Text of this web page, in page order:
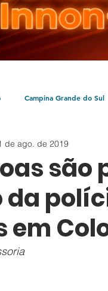
Campina Grande do Sul
Litoral Parceria
da
em
de ago. de 2019